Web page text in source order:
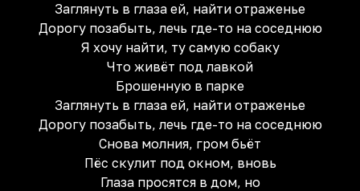
Заглянуть в глаза ей, найти отраженье
Дорогу позабыть, лечь где-то на соседнюю
Я хочу найти, ту самую собаку
Что живёт под лавкой
Брошенную в парке
Заглянуть в глаза ей, найти отраженье
Дорогу позабыть, лечь где-то на соседнюю
Снова молния, гром бьёт
Пёс скулит под окном, вновь
Глаза просятся в дом, но